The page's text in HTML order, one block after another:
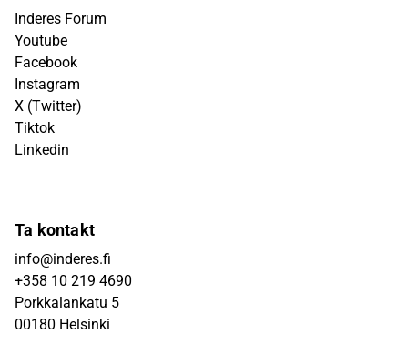
Inderes Forum
Youtube
Facebook
Instagram
X (Twitter)
Tiktok
Linkedin
Ta kontakt
info@inderes.fi
+358 10 219 4690
Porkkalankatu 5
00180 Helsinki